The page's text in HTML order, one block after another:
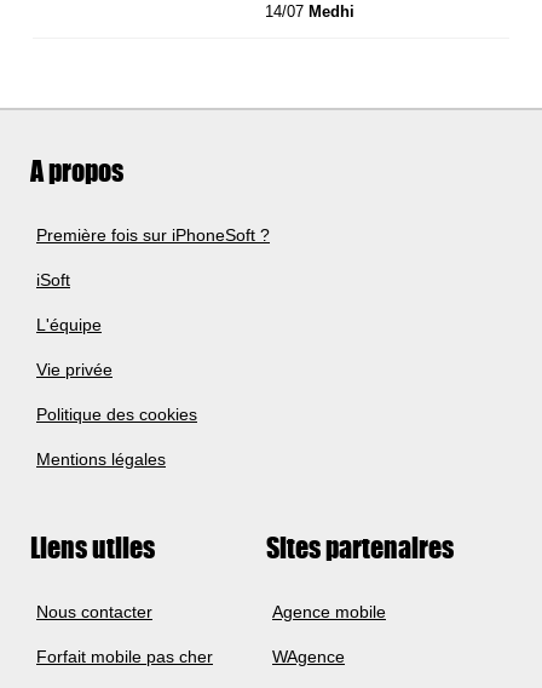
14/07 Medhi
A propos
Première fois sur iPhoneSoft ?
iSoft
L'équipe
Vie privée
Politique des cookies
Mentions légales
Liens utiles
Nous contacter
Forfait mobile pas cher
Sites partenaires
Agence mobile
WAgence